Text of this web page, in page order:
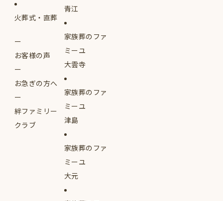
火葬式・直葬
お客様の声
お急ぎの方へ
絆ファミリー
クラブ
青江
家族葬のファ
ミーユ
大雲寺
家族葬のファ
ミーユ
津島
家族葬のファ
ミーユ
大元